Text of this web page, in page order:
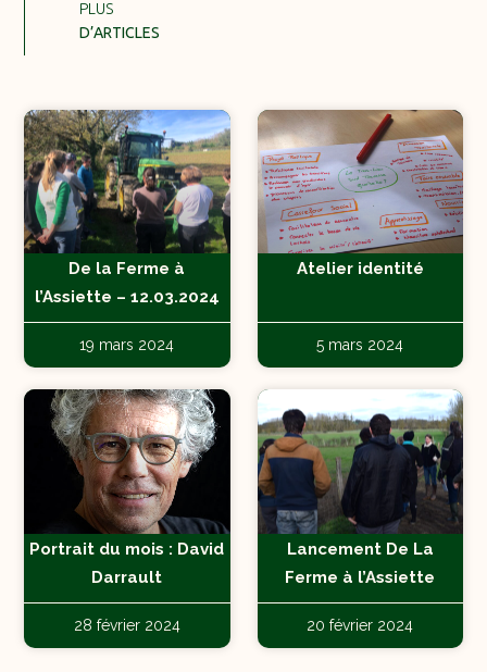
PLUS
D’ARTICLES
De la Ferme à
l’Assiette – 12.03.2024
19 mars 2024
Atelier identité
5 mars 2024
Portrait du mois : David
Darrault
28 février 2024
Lancement De La
Ferme à l’Assiette
20 février 2024